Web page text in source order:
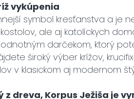
vykúpenia
symbol kresťanstva a je
ale aj katolíckych
darčekom, ktorý
široký výber krížov,
v klasickom aj modernom
z dreva, Korpus Ježiša je